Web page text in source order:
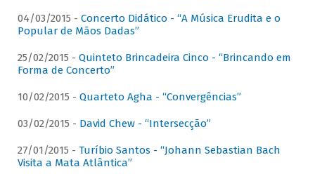
04/03/2015 - Concerto Didático - “A Música Erudita e o
Popular de Mãos Dadas”
25/02/2015 - Quinteto Brincadeira Cinco - “Brincando em
Forma de Concerto”
10/02/2015 - Quarteto Agha - “Convergências”
03/02/2015 - David Chew - “Intersecção”
27/01/2015 - Turíbio Santos - “Johann Sebastian Bach
Visita a Mata Atlântica”